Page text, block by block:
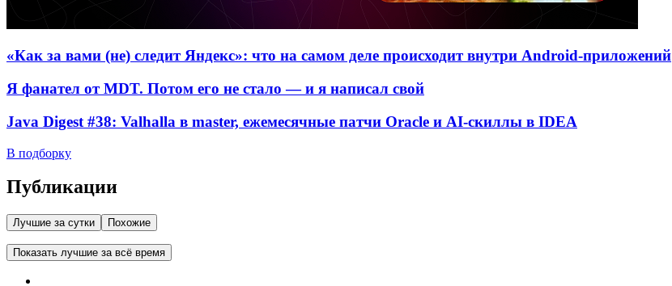
«Как за вами (не) следит Яндекс»: что на самом деле происходит внутри Android-приложений
Я фанател от MDT. Потом его не стало — и я написал свой
Java Digest #38: Valhalla в master, ежемесячные патчи Oracle и AI-скиллы в IDEA
В подборку
Публикации
Лучшие за сутки Похожие
Показать лучшие за всё время